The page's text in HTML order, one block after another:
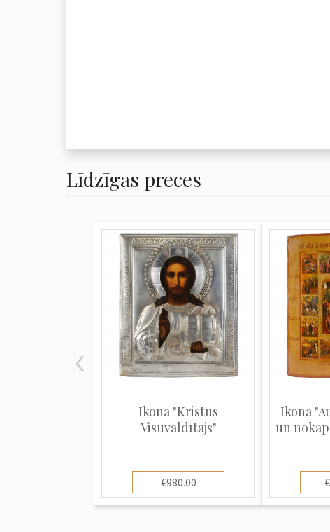
Līdzīgas preces
Ikona "Kristus
Visuvaldītājs"
€980.00
Ikona
un